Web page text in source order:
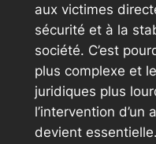
aux victimes
sécurité et à la
société. C’est
plus complexe et
juridiques plus
l’intervention
devient